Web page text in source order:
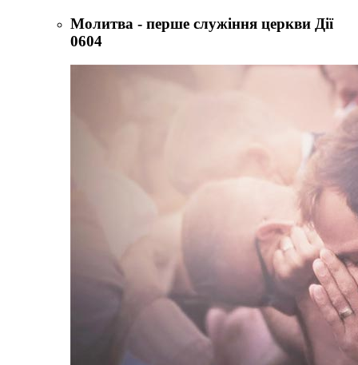
Молитва - перше служіння церкви Дії
0604